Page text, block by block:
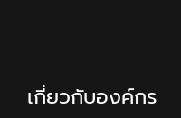
เกี่ยวกับองค์กร